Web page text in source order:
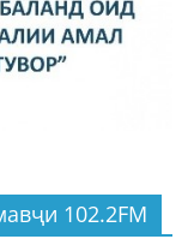
102.2FM